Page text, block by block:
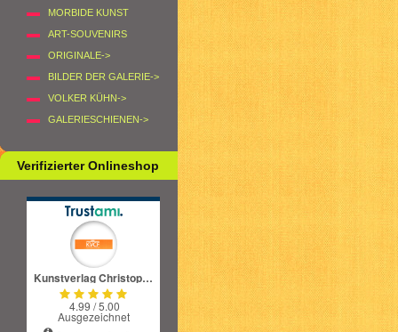
MORBIDE KUNST
ART-SOUVENIRS
ORIGINALE->
BILDER DER GALERIE->
VOLKER KÜHN->
GALERIESCHIENEN->
Verifizierter Onlineshop